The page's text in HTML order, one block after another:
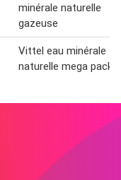
minérale naturelle
gazeuse
Vittel eau minérale
naturelle mega pack